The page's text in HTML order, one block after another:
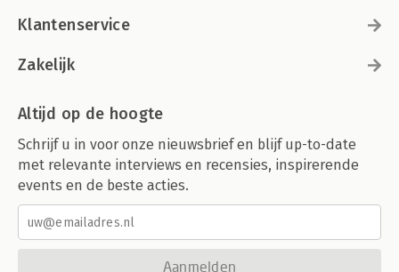
Klantenservice
Zakelijk
Altijd op de hoogte
Schrijf u in voor onze nieuwsbrief en blijf up-to-date
met relevante interviews en recensies, inspirerende
events en de beste acties.
Aanmelden